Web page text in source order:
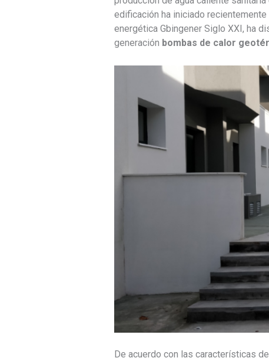
edificación ha iniciado recientemente
energética Gbingener Siglo XXI, ha
generación bombas de calor
De acuerdo con las características